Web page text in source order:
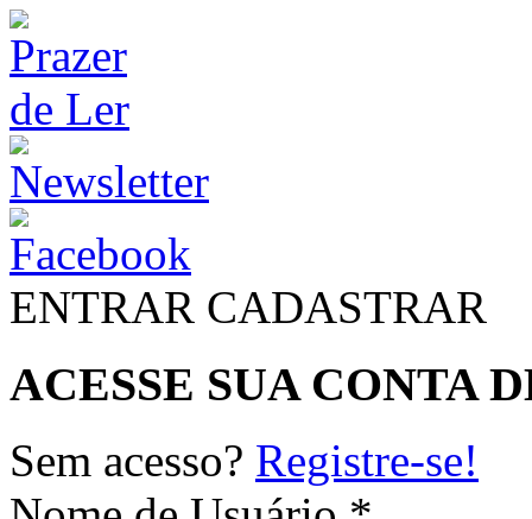
ENTRAR CADASTRAR
ACESSE SUA CONTA
Sem acesso? Registre-se!